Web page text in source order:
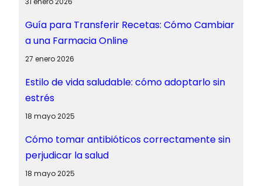
Guía para Transferir Recetas: Cómo Cambiar
a una Farmacia Online
27 enero 2026
Estilo de vida saludable: cómo adoptarlo sin
estrés
18 mayo 2025
Cómo tomar antibióticos correctamente sin
perjudicar la salud
18 mayo 2025